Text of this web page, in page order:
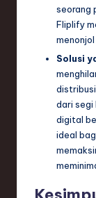
seorang
Fliplify
Solusi
dari segi
digital
ideal